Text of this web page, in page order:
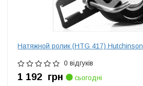
Натяжной ролик (HTG 417) Hutchinson
0 відгуків
1 192 грн
сьогодні